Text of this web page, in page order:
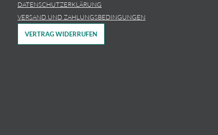
DATENSCHUTZERKLÄRUNG
VERSAND UND ZAHLUNGSBEDINGUNGEN
VERTRAG WIDERRUFEN